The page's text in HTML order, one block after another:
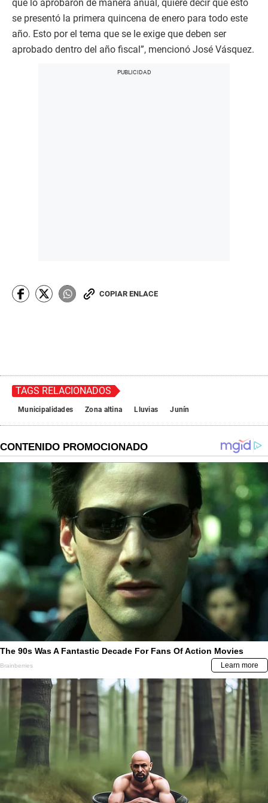
que lo aprobaron de manera anual, quiere decir que esto
se presentó la primera quincena de enero para todo este
año. Esto por el tema que se le exige que deben ser
aprobado dentro del año fiscal”, mencionó José Vásquez.
COPIAR ENLACE
TAGS RELACIONADOS
Municipalidades Zona altina Lluvias Junín